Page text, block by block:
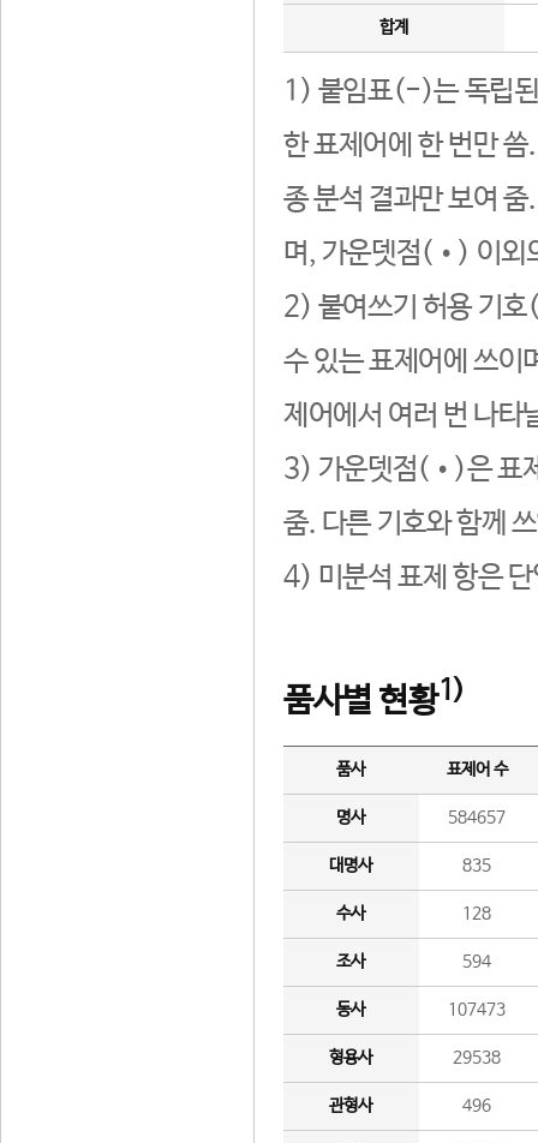
합계
1) 붙임표(-)는 독립된
한 표제어에 한 번만
종 분석 결과만 보여
며, 가운뎃점(•) 이외
2) 붙여쓰기 허용 기호
수 있는 표제어에 쓰이
제어에서 여러 번 나타
3) 가운뎃점(•)은 표
줌. 다른 기호와 함께
4) 미분석 표제 항은
품사별 현황1)
품사 표제어 수
명사 584657
대명사 835
수사 128
조사 594
동사 107473
형용사 29538
관형사 496